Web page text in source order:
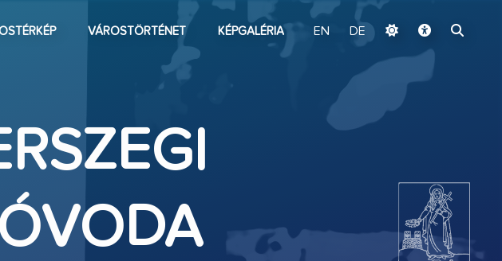
VÁROSTÖRTÉNET KÉPGALÉRIA EN DE